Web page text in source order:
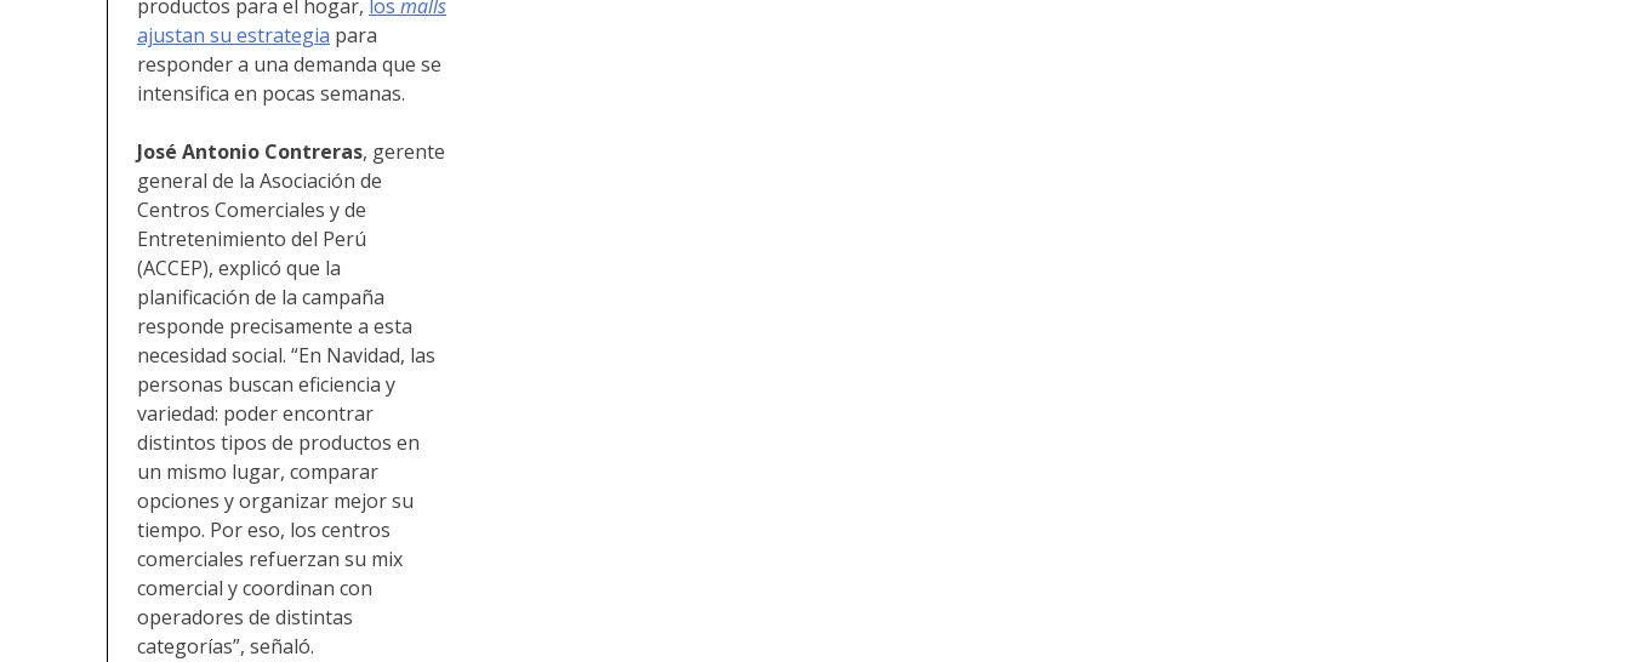
productos para el hogar, los malls
ajustan su estrategia para
responder a una demanda que se
intensifica en pocas semanas.
José Antonio Contreras, gerente
general de la Asociación de
Centros Comerciales y de
Entretenimiento del Perú
(ACCEP), explicó que la
planificación de la campaña
responde precisamente a esta
necesidad social. “En Navidad, las
personas buscan eficiencia y
variedad: poder encontrar
distintos tipos de productos en
un mismo lugar, comparar
opciones y organizar mejor su
tiempo. Por eso, los centros
comerciales refuerzan su mix
comercial y coordinan con
operadores de distintas
categorías”, señaló.